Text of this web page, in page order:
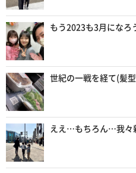
もう2023も3月になろ
世紀の一戦を経て(髪
ええ…もちろん…我々